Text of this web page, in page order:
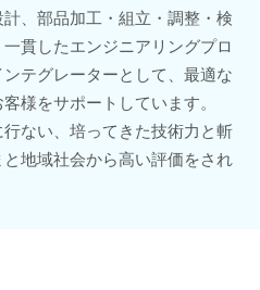
、部品加工・組立・調整・検
貫したエンジニアリングプロ
テグレーターとして、最適な
様をサポートしています。
ない、培ってきた技術力と斬
地域社会から高い評価をされ